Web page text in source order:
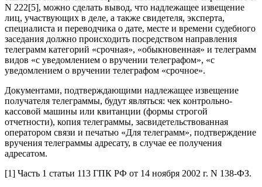
N 222[5], можно сделать вывод, что надлежащее извещение
лиц, участвующих в деле, а также свидетеля, эксперта,
специалиста и переводчика о дате, месте и времени судебного
заседания должно происходить посредством направления
телеграмм категорий «срочная», «обыкновенная» и телеграмм
видов «с уведомлением о вручении телеграфом», «с
уведомлением о вручении телеграфом «срочное».
Документами, подтверждающими надлежащее извещение
получателя телеграммы, будут являться: чек контрольно-
кассовой машины или квитанции (формы строгой
отчетности), копия телеграммы, засвидетельствованная
оператором связи и печатью «Для телеграмм», подтверждение
вручения телеграммы адресату, в случае ее получения
адресатом.
[1] Часть 1 статьи 113 ГПК РФ от 14 ноября 2002 г. N 138-ФЗ.